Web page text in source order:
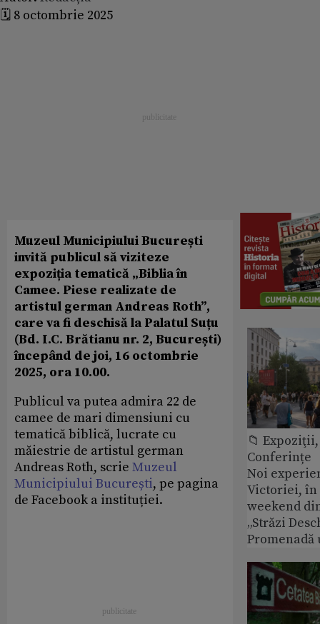
🗓️ 8 octombrie 2025
Muzeul Municipiului București
invită publicul să viziteze
expoziția tematică „Biblia în
Camee. Piese realizate de
artistul german Andreas Roth”,
care va fi deschisă la Palatul Suțu
(Bd. I.C. Brătianu nr. 2, București)
începând de joi, 16 octombrie
2025, ora 10.00.
Publicul va putea admira 22 de
camee de mari dimensiuni cu
tematică biblică, lucrate cu
măiestrie de artistul german
Andreas Roth, scrie Muzeul
Municipiului București, pe pagina
de Facebook a instituției.
📁
Conferințe
Noi
Victoriei,
weekend
„Străzi
Promenadă